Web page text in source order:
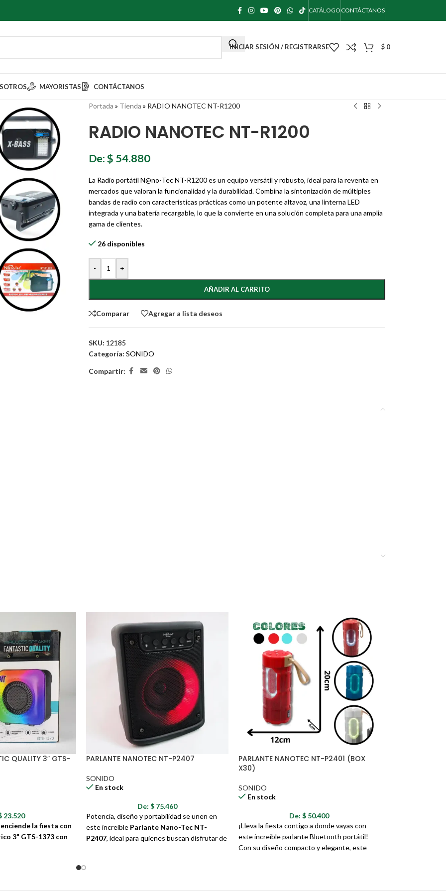
CATÁLOGO CONTÁCTANOS
INICIAR SESIÓN / REGISTRARSE $ 0
MAYORISTAS CONTÁCTANOS
Portada » Tienda » RADIO NANOTEC NT-R1200
RADIO NANOTEC NT-R1200
De:$ 54.880
La Radio portátil N@no-Tec NT-R1200 es un equipo versátil y robusto, ideal para la reventa en
mercados que valoran la funcionalidad y la durabilidad. Combina la sintonización de múltiples
bandas de radio con características prácticas como un potente altavoz, una linterna LED
integrada y una batería recargable, lo que la convierte en una solución completa para una amplia
gama de clientes.
26 disponibles
- +
AÑADIR AL CARRITO
Comparar Agregar a lista deseos
SKU: 12185
Categoría: SONIDO
Compartir:
QUALITY 3″ GTS-
23.520
la fiesta con
3" GTS-1373 con
PARLANTE NANOTEC NT-P2407
SONIDO
En stock
De: $75.460
Potencia, diseño y portabilidad se unen en
este increíble Parlante Nano-Tec NT-
P2407, ideal para quienes buscan disfrutar de
PARLANTE NANOTEC NT-P2401 (BOX
X30)
SONIDO
En stock
De:$ 50.400
¡Lleva la fiesta contigo a donde vayas con
este increíble parlante Bluetooth portátil!
Con su diseño compacto y elegante, este